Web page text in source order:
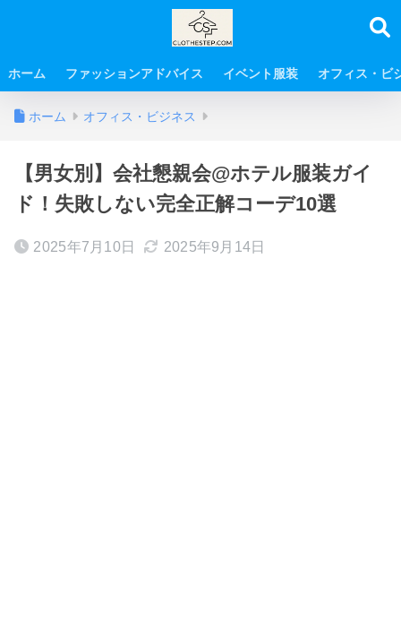
ホーム ファッションアドバイス イベント服装 オフィス・ビ
ホーム オフィス・ビジネス
【男女別】会社懇親会@ホテル服装ガイ
ド！失敗しない完全正解コーデ10選
2025年7月10日 2025年9月14日